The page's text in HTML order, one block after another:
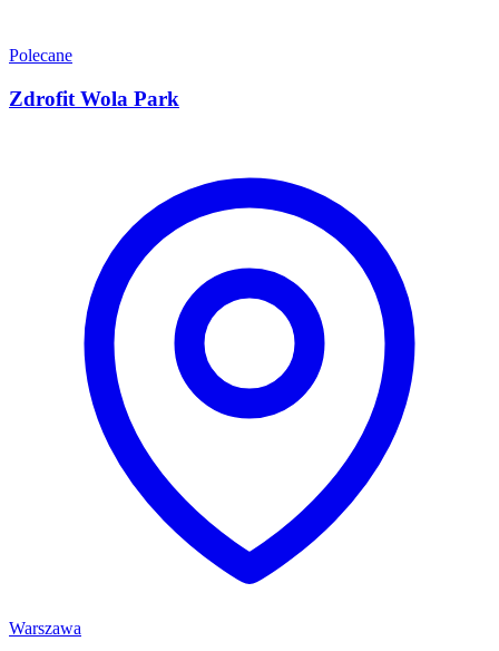
Polecane
Zdrofit Wola Park
Warszawa